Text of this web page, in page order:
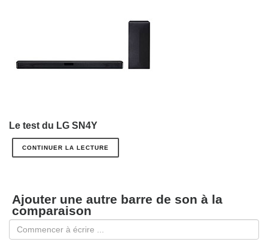
Le test du LG SN4Y
CONTINUER LA LECTURE
Ajouter une autre barre de son à la
comparaison